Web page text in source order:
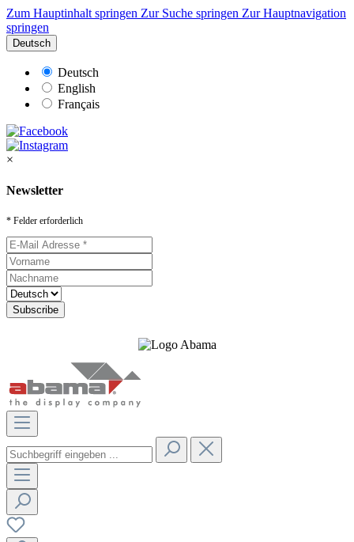
Zum Hauptinhalt springen Zur Suche springen Zur Hauptnavigation
springen
Deutsch
Deutsch
English
Français
×
Newsletter
* Felder erforderlich